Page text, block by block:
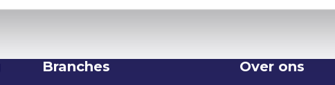
Branches Over ons